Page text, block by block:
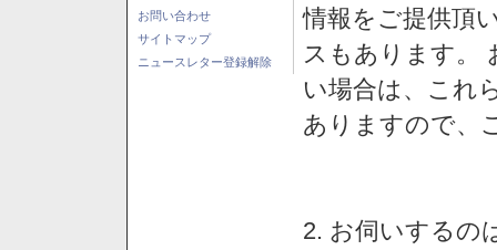
お問い合わせ
サイトマップ
ニュースレター登録解除
情報をご提供頂
スもあります。
い場合は、これ
ありますので、
2. お伺いするの